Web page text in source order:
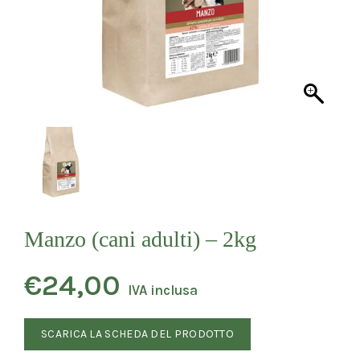
Manzo (cani adulti) – 2kg
€24,00 IVA inclusa
SCARICA LA SCHEDA DEL PRODOTTO